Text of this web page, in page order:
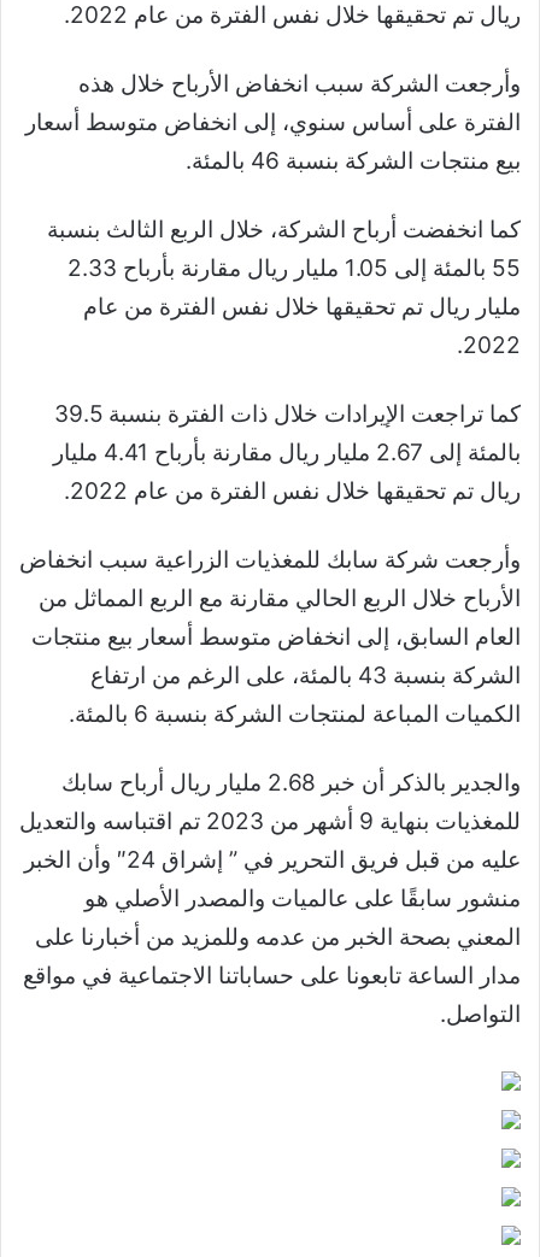
ريال تم تحقيقها خلال نفس الفترة من عام 2022.
وأرجعت الشركة سبب انخفاض الأرباح خلال هذه
الفترة على أساس سنوي، إلى انخفاض متوسط أسعار
بيع منتجات الشركة بنسبة 46 بالمئة.
كما انخفضت أرباح الشركة، خلال الربع الثالث بنسبة
55 بالمئة إلى 1.05 مليار ريال مقارنة بأرباح 2.33
مليار ريال تم تحقيقها خلال نفس الفترة من عام
2022.
كما تراجعت الإيرادات خلال ذات الفترة بنسبة 39.5
بالمئة إلى 2.67 مليار ريال مقارنة بأرباح 4.41 مليار
ريال تم تحقيقها خلال نفس الفترة من عام 2022.
وأرجعت شركة سابك للمغذيات الزراعية سبب انخفاض
الأرباح خلال الربع الحالي مقارنة مع الربع المماثل من
العام السابق، إلى انخفاض متوسط أسعار بيع منتجات
الشركة بنسبة 43 بالمئة، على الرغم من ارتفاع
الكميات المباعة لمنتجات الشركة بنسبة 6 بالمئة.
والجدير بالذكر أن خبر 2.68 مليار ريال أرباح سابك
للمغذيات بنهاية 9 أشهر من 2023 تم اقتباسه والتعديل
عليه من قبل فريق التحرير في ” إشراق 24″ وأن الخبر
منشور سابقًا على عالميات والمصدر الأصلي هو
المعني بصحة الخبر من عدمه وللمزيد من أخبارنا على
مدار الساعة تابعونا على حساباتنا الاجتماعية في مواقع
التواصل.